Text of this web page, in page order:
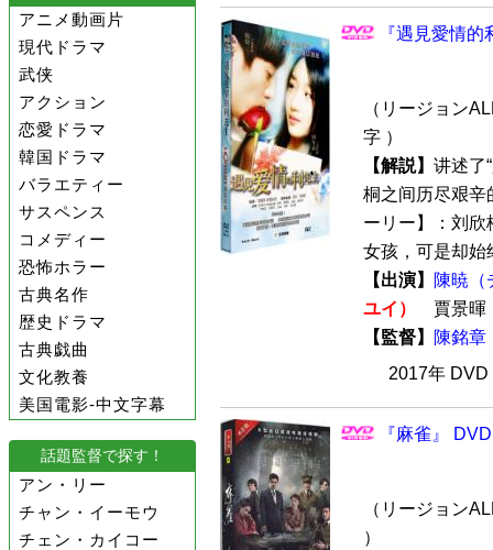
アニメ動画片
現代ドラマ
武侠
アクション
恋愛ドラマ
韓国ドラマ
バラエティー
サスペンス
コメディー
恐怖ホラー
古典名作
歴史ドラマ
古典戯曲
文化教養
美国電影-中文字幕
話題監督で探す！
アン・リー
チャン・イーモウ
チェン・カイコー
『遇見愛情
（リージョン
字 ）
【解説】 讲述了
桐之间历尽艰辛
ーリー】：刘欣
女孩，可是却始
【出演】
陳暁（
ユイ）
賈景
【監督】
陳銘章
2017年
『麻雀』
（リージョン
）